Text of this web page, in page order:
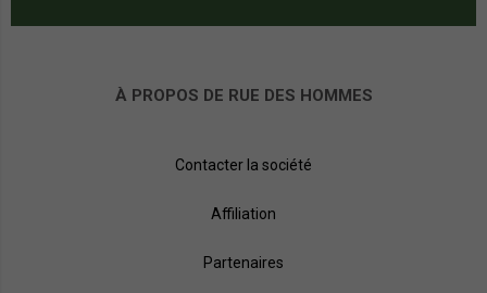
À PROPOS DE RUE DES HOMMES
Contacter la société
Affiliation
Partenaires